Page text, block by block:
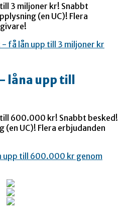
3 miljoner kr! Snabbt
(en UC)! Flera
upp till
600.000 kr! Snabbt besked!
(en UC)! Flera erbjudanden